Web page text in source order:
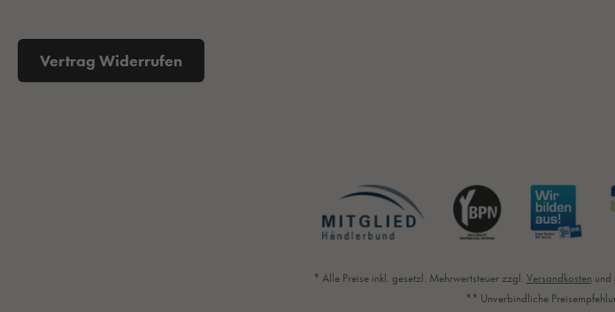
Vertrag Widerrufen
* Alle Preise inkl. gesetzl. Mehrwertsteuer zzgl. Versandkosten und
** Unverbindliche